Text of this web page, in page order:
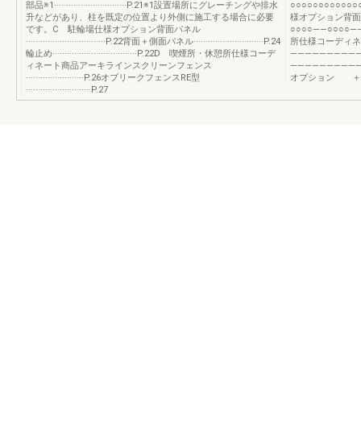
部品※1······························P.21※1設置場所にグレーチングや排水
升などがあり、柱を既定の位置より外側に施工する場合に必要
です。C 駐輪場仕様オプション背面パネル
·································P.22背面＋側面パネル·····························P.24
輪止め···································P.22D 喫煙所・休憩所仕様コーデ
ィネート商品アーキラインスクリーンフェンス
························P.26オブリークフェンスRE型
···························P.27
様オプション背
所仕様コーディ
オプション ＋D